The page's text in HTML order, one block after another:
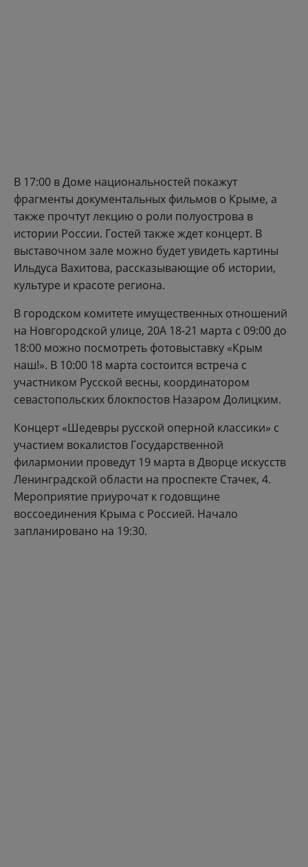
В 17:00 в Доме национальностей покажут
фрагменты документальных фильмов о Крыме, а
также прочтут лекцию о роли полуострова в
истории России. Гостей также ждет концерт. В
выставочном зале можно будет увидеть картины
Ильдуса Вахитова, рассказывающие об истории,
культуре и красоте региона.
В городском комитете имущественных отношений
на Новгородской улице, 20А 18-21 марта с 09:00 до
18:00 можно посмотреть фотовыставку «Крым
наш!». В 10:00 18 марта состоится встреча с
участником Русской весны, координатором
севастопольских блокпостов Назаром Долицким.
Концерт «Шедевры русской оперной классики» с
участием вокалистов Государственной
филармонии проведут 19 марта в Дворце искусств
Ленинградской области на проспекте Стачек, 4.
Мероприятие приурочат к годовщине
воссоединения Крыма с Россией. Начало
запланировано на 19:30.